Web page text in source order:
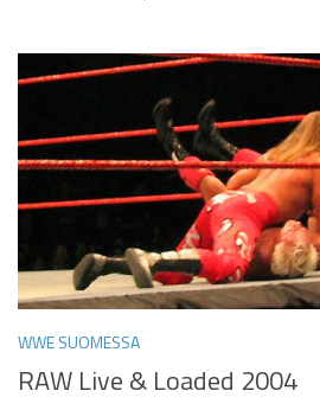
WWE SUOMESSA
RAW Live & Loaded 2004